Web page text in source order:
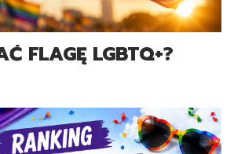
FLAGĘ LGBTQ+?